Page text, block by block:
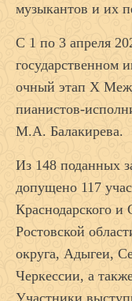
музыкантов и их
С 1 по 3 апреля
государственном
очный этап X
пианистов-
М.А. Балакирева.
Из 148 поданных
допущено 117
Краснодарского и
Ростовской
округа, Адыгеи,
Черкессии, а